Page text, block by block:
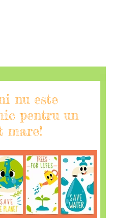
nu este
pentru un
mare!